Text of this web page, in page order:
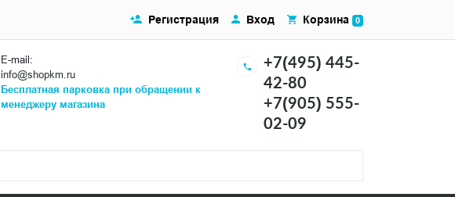
E-mail:
info@shopkm.ru
Бесплатная парковка при обращении к
менеджеру магазина
+7(495) 445-
42-80
+7(905) 555-
02-09
Регистрация Вход Корзина 0